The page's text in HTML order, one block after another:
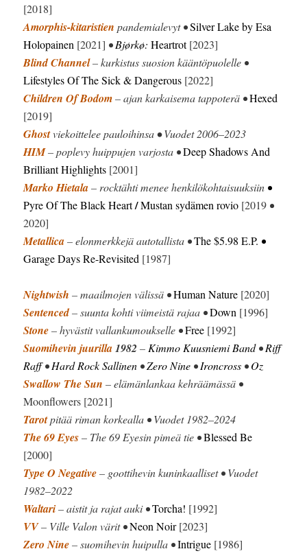
[2018]
Amorphis-kitaristien pandemialevyt •Silver Lake by Esa
Holopainen [2021] •Bjørkø:Heartrot[2023]
Blind Channel– kurkistus suosion kääntöpuolelle •
Lifestyles Of The Sick & Dangerous [2022]
Children Of Bodom– ajan karkaisema tappoterä •Hexed
[2019]
Ghostviekoittelee pauloihinsa•Vuodet 2006–2023
HIM– poplevy huippujen varjosta •Deep Shadows And
Brilliant Highlights [2001]
Marko Hietala– rocktähti menee henkilökohtaisuuksiin •
Pyre Of The Black Heart/Mustan sydämen rovio [2019 •
2020]
Metallica– elonmerkkejä autotallista •The $5.98 E.P. •
Garage Days Re-Revisited [1987]
Nightwish – maailmojen välissä •Human Nature [2020]
Sentenced– suunta kohti viimeistä rajaa •Down [1996]
Stone– hyvästit vallankumoukselle •Free [1992]
Suomihevin juurilla1982 –Kimmo Kuusniemi Band•Riff
Raff•Hard Rock Sallinen •Zero Nine •Ironcross •Oz
Swallow The Sun – elämänlankaa kehräämässä •
Moonflowers [2021]
Tarotpitää riman korkealla • Vuodet 1982–2024
The 69 Eyes– The 69 Eyesin pimeä tie •Blessed Be
[2000]
Type O Negative– goottihevin kuninkaalliset • Vuodet
1982–2022
Waltari– aistit ja rajat auki •Torcha! [1992]
VV– Ville Valon värit •Neon Noir[2023]
Zero Nine– suomihevin huipulla •Intrigue [1986]